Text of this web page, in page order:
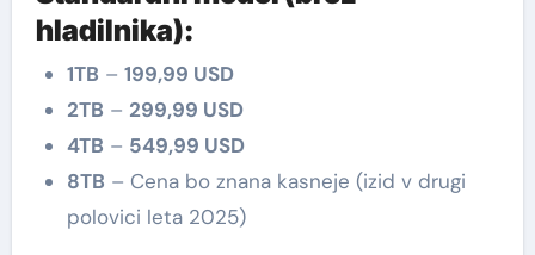
hladilnika):
1TB – 199,99 USD
2TB – 299,99 USD
4TB – 549,99 USD
8TB – Cena bo znana kasneje (izid v drugi
polovici leta 2025)